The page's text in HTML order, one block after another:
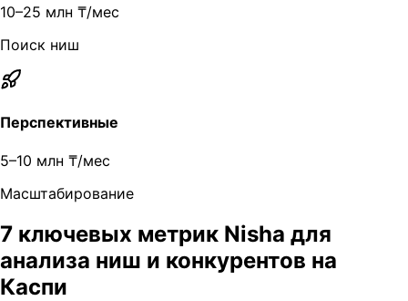
10–25 млн ₸/мес
Поиск ниш
Перспективные
5–10 млн ₸/мес
Масштабирование
7 ключевых метрик Nisha для
анализа ниш и конкурентов на
Каспи